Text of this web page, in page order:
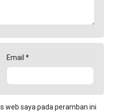
Email *
web saya pada peramban ini